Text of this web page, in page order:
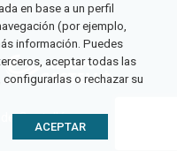
Castellón
en base a un perfil
(por ejemplo,
información. Puedes
aceptar todas las
o rechazar su
ACEPTAR